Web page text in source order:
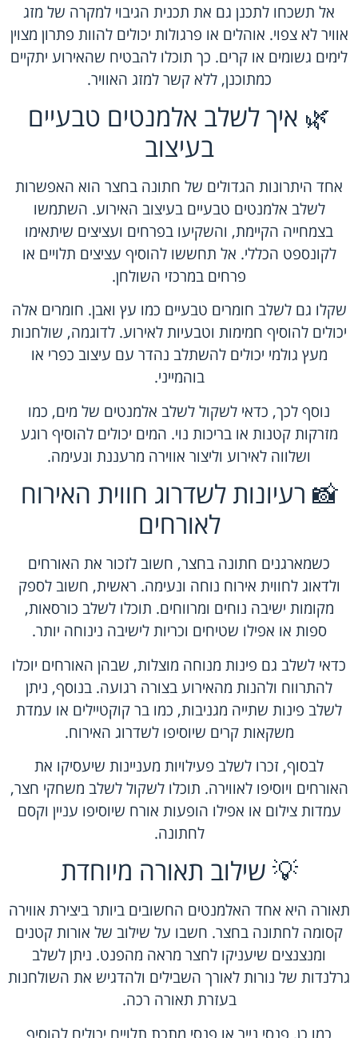
אל תשכחו לתכנן גם את תכנית הגיבוי למקרה של מזג
אוויר לא צפוי. אוהלים או פרגולות יכולים להוות פתרון מצוין
לימים גשומים או קרים. כך תוכלו להבטיח שהאירוע יתקיים
כמתוכנן, ללא קשר למזג האוויר.
🌿 איך לשלב אלמנטים טבעיים
בעיצוב
אחד היתרונות הגדולים של חתונה בחצר הוא האפשרות
לשלב אלמנטים טבעיים בעיצוב האירוע. השתמשו
בצמחייה הקיימת, והשקיעו בפרחים ועציצים שיתאימו
לקונספט הכללי. אל תחששו להוסיף עציצים תלויים או
פרחים במרכזי השולחן.
שקלו גם לשלב חומרים טבעיים כמו עץ ואבן. חומרים אלה
יכולים להוסיף חמימות וטבעיות לאירוע. לדוגמה, שולחנות
מעץ גולמי יכולים להשתלב נהדר עם עיצוב כפרי או
בוהמייני.
נוסף לכך, כדאי לשקול לשלב אלמנטים של מים, כמו
מזרקות קטנות או בריכות נוי. המים יכולים להוסיף רוגע
ושלווה לאירוע וליצור אווירה מרעננת ונעימה.
📸 רעיונות לשדרוג חווית האירוח
לאורחים
כשמארגנים חתונה בחצר, חשוב לזכור את האורחים
ולדאוג לחווית אירוח נוחה ונעימה. ראשית, חשוב לספק
מקומות ישיבה נוחים ומרווחים. תוכלו לשלב כורסאות,
ספות או אפילו שטיחים וכריות לישיבה נינוחה יותר.
כדאי לשלב גם פינות מנוחה מוצלות, שבהן האורחים יוכלו
להתרווח ולהנות מהאירוע בצורה רגועה. בנוסף, ניתן
לשלב פינות שתייה מגניבות, כמו בר קוקטיילים או עמדת
משקאות קרים שיוסיפו לשדרוג האירוח.
לבסוף, זכרו לשלב פעילויות מעניינות שיעסיקו את
האורחים ויוסיפו לאווירה. תוכלו לשקול לשלב משחקי חצר,
עמדות צילום או אפילו הופעות אורח שיוסיפו עניין וקסם
לחתונה.
💡 שילוב תאורה מיוחדת
תאורה היא אחד האלמנטים החשובים ביותר ביצירת אווירה
קסומה לחתונה בחצר. חשבו על שילוב של אורות קטנים
ומנצנצים שיעניקו לחצר מראה מהפנט. ניתן לשלב
גרלנדות של נורות לאורך השבילים ולהדגיש את השולחנות
בעזרת תאורה רכה.
כמו כן, פנסי נייר או פנסי מתכת תלויים יכולים להוסיף